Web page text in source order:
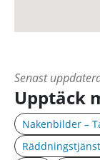
Senast
Upptäck
Nakenbilder –